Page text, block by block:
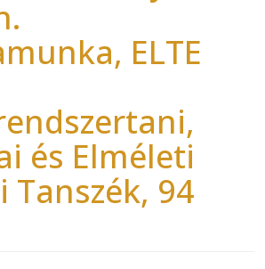
ELTE
és Elméleti
Tanszék, 94